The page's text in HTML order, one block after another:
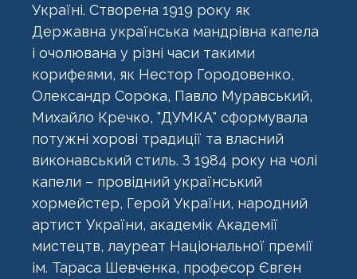
Україні. Створена 1919 року як
Державна українська мандрівна капела
і очолювана у різні часи такими
корифеями, як Нестор Городовенко,
Олександр Сорока, Павло Муравський,
Михайло Кречко, "ДУМКА" сформувала
потужні хорові традиції та власний
виконавський стиль. З 1984 року на чолі
капели – провідний український
хормейстер, Герой України, народний
артист України, академік Академії
мистецтв, лауреат Національної премії
ім. Тараса Шевченка, професор Євген